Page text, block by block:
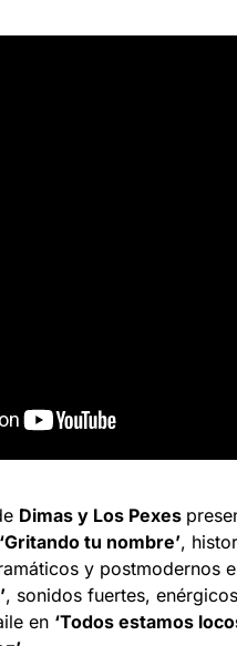
Dimas y Los Pexes
‘Gritando tu nombre’,
y postmodernos
, sonidos fuertes,
en ‘Todos estamos